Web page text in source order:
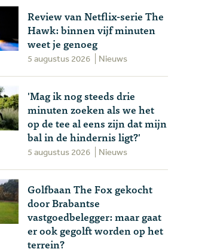
Review van Netflix-serie The
Hawk: binnen vijf minuten
weet je genoeg
5 augustus 2026 Nieuws
'Mag ik nog steeds drie
minuten zoeken als we het
op de tee al eens zijn dat mijn
bal in de hindernis ligt?'
5 augustus 2026 Nieuws
Golfbaan The Fox gekocht
door Brabantse
vastgoedbelegger: maar gaat
er ook gegolft worden op het
terrein?